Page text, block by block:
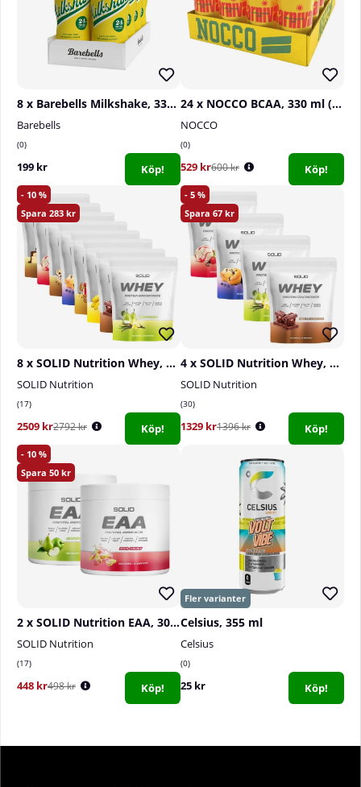
8 x Barebells Milkshake, 330 ml (Banana)
Barebells
0
199 kr Köp!
24 x NOCCO BCAA, 330 ml (Carnival)
NOCCO
0
529 kr600 kr Köp!
10
283
8 x SOLID Nutrition Whey, 750 g
SOLID Nutrition
17
2509 kr2792 kr Köp!
5
67
4 x SOLID Nutrition Whey, 750 g
SOLID Nutrition
30
1329 kr1396 kr Köp!
10
50
2 x SOLID Nutrition EAA, 300 g
SOLID Nutrition
17
448 kr498 kr Köp!
Celsius, 355 ml
Celsius
0
25 kr Köp!